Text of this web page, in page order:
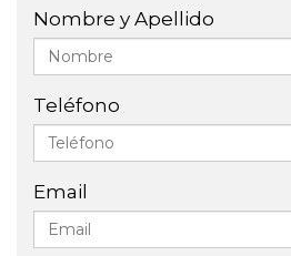
Nombre y Apellido
Teléfono
Email